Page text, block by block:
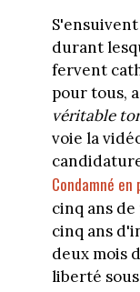
durant
fervent
pour tous,
véritable
voie la
Condamné
cinq ans
cinq ans
deux mois
liberté